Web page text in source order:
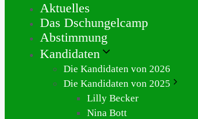
Aktuelles
Das Dschungelcamp
Abstimmung
Kandidaten
Die Kandidaten von 2026
Die Kandidaten von 2025
Lilly Becker
Nina Bott